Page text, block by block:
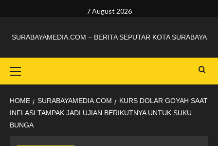
7 August 2026
SURABAYAMEDIA.COM – BERITA SEPUTAR KOTA SURABAYA
HOME SURABAYAMEDIA.COM
KURS DOLAR GOYAH SAAT
INFLASI TAMPAK JADI UJIAN BERIKUTNYA UNTUK SUKU
BUNGA